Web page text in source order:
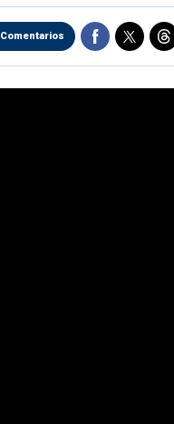
Comentarios